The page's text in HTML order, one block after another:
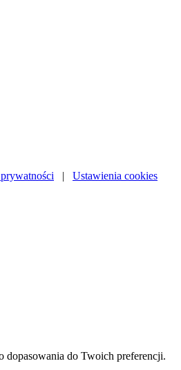
| Ustawienia cookies
dopasowania do Twoich preferencji.